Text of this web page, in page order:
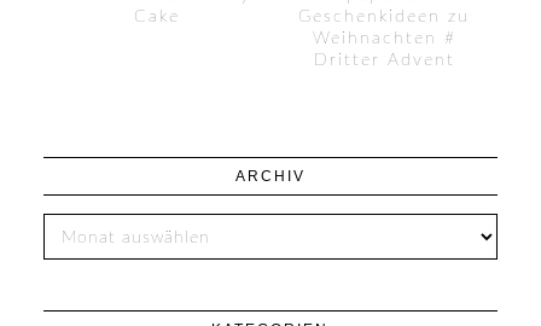
Cake
Geschenkideen zu
Weihnachten #
Dritter Advent
ARCHIV